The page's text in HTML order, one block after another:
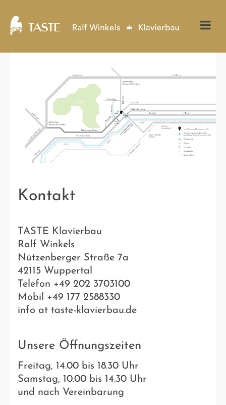
Kontakt
TASTE Klavierbau
Ralf Winkels
Nützenberger Straße 7a
42115 Wuppertal
Telefon +49 202 3703100
Mobil +49 177 2588330
info at taste-klavierbau.de
Unsere Öffnungszeiten
Freitag, 14.00 bis 18.30 Uhr
Samstag, 10.00 bis 14.30 Uhr
und nach Vereinbarung